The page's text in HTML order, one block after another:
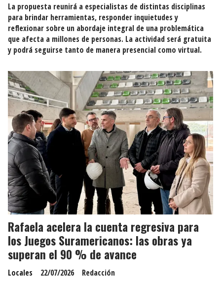
La propuesta reunirá a especialistas de distintas disciplinas
para brindar herramientas, responder inquietudes y
reflexionar sobre un abordaje integral de una problemática
que afecta a millones de personas. La actividad será gratuita
y podrá seguirse tanto de manera presencial como virtual.
Rafaela acelera la cuenta regresiva para
los Juegos Suramericanos: las obras ya
superan el 90 % de avance
Redacción
Locales
22/07/2026